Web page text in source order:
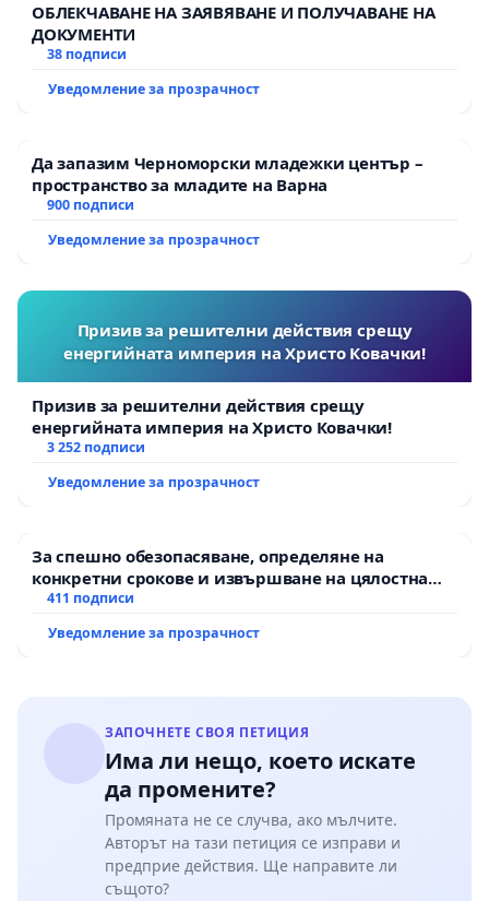
ОБЛЕКЧАВАНЕ НА ЗАЯВЯВАНЕ И ПОЛУЧАВАНЕ НА
ДОКУМЕНТИ
38 подписи
Уведомление за прозрачност
Да запазим Черноморски младежки център –
пространство за младите на Варна
900 подписи
Уведомление за прозрачност
Призив за решителни действия срещу
енергийната империя на Христо Ковачки!
Призив за решителни действия срещу
енергийната империя на Христо Ковачки!
3 252 подписи
Уведомление за прозрачност
За спешно обезопасяване, определяне на
конкретни срокове и извършване на цялостна
рехабилитация на републиканския път между
Мирово - к.к. Момин проход
411 подписи
Уведомление за прозрачност
ЗАПОЧНЕТЕ СВОЯ ПЕТИЦИЯ
Има ли нещо, което искате
да промените?
Промяната не се случва, ако мълчите.
Авторът на тази петиция се изправи и
предприе действия. Ще направите ли
същото?